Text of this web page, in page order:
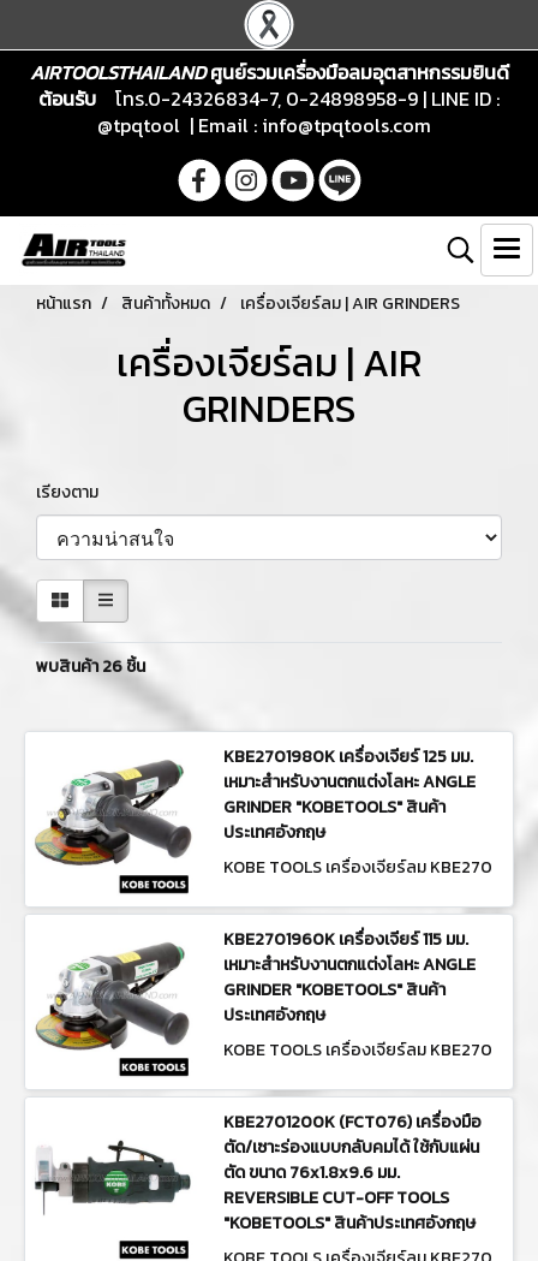
AIRTOOLSTHAILANDศูนย์รวมเครื่องมือลมอุตสาหกรรมยินดี
ต้อนรับ
โทร.0-24326834-7, 0-24898958-9 | LINE ID :
@tpqtool | Email : info@tpqtools.com
หน้าแรก สินค้าทั้งหมด เครื่องเจียร์ลม | AIR GRINDERS
เครื่องเจียร์ลม | AIR
GRINDERS
เรียงตาม
พบสินค้า 26 ชิ้น
KBE2701980K เครื่องเจียร์ 125 มม.
เหมาะสำหรับงานตกแต่งโลหะ ANGLE
GRINDER "KOBETOOLS" สินค้า
ประเทศอังกฤษ
KOBE TOOLS เครื่องเจียร์ลม KBE270
KBE2701960K เครื่องเจียร์ 115 มม.
เหมาะสำหรับงานตกแต่งโลหะ ANGLE
GRINDER "KOBETOOLS" สินค้า
ประเทศอังกฤษ
KOBE TOOLS เครื่องเจียร์ลม KBE270
KBE2701200K (FCT076) เครื่องมือ
ตัด/เซาะร่องแบบกลับคมได้ ใช้กับแผ่น
ตัด ขนาด 76x1.8x9.6 มม.
REVERSIBLE CUT-OFF TOOLS
"KOBETOOLS" สินค้าประเทศอังกฤษ